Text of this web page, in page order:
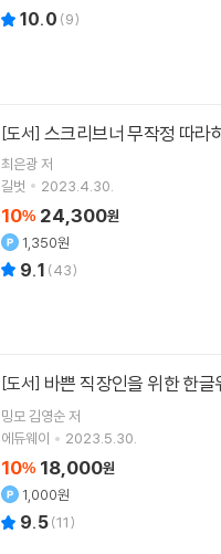
10.0 (9)
[도서] 스크리브너 무작정 따라
최은광저
길벗
2023.4.30.
10% 24,300원
1,350원
9.1 (43)
[도서] 바쁜 직장인을 위한 한글
밍모 김영순저
에듀웨이
2023.5.30.
10% 18,000원
1,000원
9.5(11)